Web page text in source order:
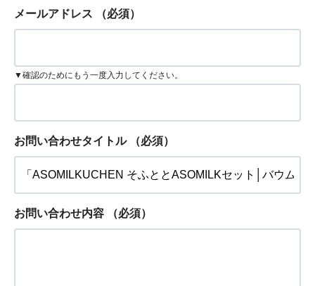
メールアドレス （必須）
▼確認のためにもう一度入力してください。
お問い合わせタイトル （必須）
お問い合わせ内容 （必須）